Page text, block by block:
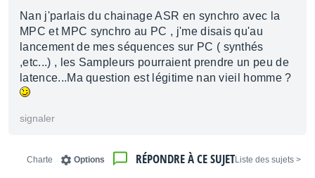
Nan j'parlais du chainage ASR en synchro avec la
MPC et MPC synchro au PC , j'me disais qu'au
lancement de mes séquences sur PC ( synthés
,etc...) , les Sampleurs pourraient prendre un peu de
latence...Ma question est légitime nan vieil homme ?
signaler
< Liste des sujets
RÉPONDRE À CE SUJET
Options
Charte